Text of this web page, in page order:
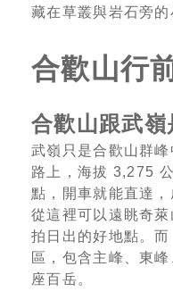
藏在草叢與岩石旁的
合歡山行
合歡山跟武嶺
武嶺只是合歡山群
路上，海拔 3,275
點，開車就能直達，
從這裡可以遠眺奇
拍日出的好地點。
區，包含主峰、東
座百岳。